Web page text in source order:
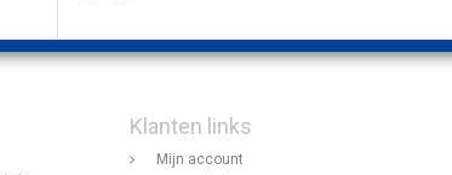
Klanten links
Mijn account